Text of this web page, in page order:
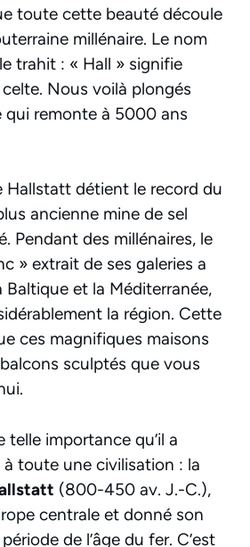
toute cette beauté découle
millénaire. Le nom
trahit : « Hall » signifie
Nous voilà plongés
qui remonte à 5000 ans
Hallstatt détient le record du
ancienne mine de sel
Pendant des millénaires, le
» extrait de ses galeries a
Baltique et la Méditerranée,
la région. Cette
ces magnifiques maisons
sculptés que vous
telle importance qu’il a
toute une civilisation : la
(800-450 av. J.-C.),
centrale et donné son
de l’âge du fer. C’est